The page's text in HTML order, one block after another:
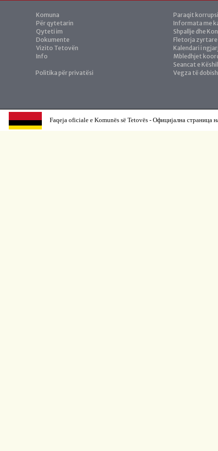
Komuna
Për qytetarin
Qyteti im
Dokumente
Vizito Tetovën
Info
Politika për privatësi
Paraqit
Informata me
Shpallje dhe
Fletorja zyrtare
Kalendari i
Mbledhjet
Seancat e
Vegza të
Faqeja oficiale e Komunës së Tetovës - Официјална